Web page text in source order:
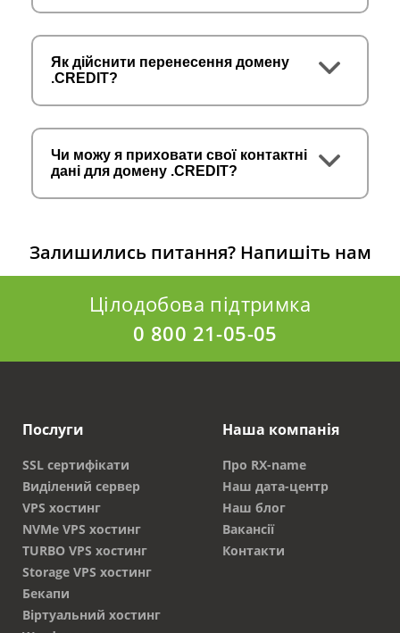
Як дійснити перенесення домену
.CREDIT?
Чи можу я приховати свої контактні
дані для домену .CREDIT?
Залишились питання? Напишіть нам
Цілодобова підтримка
0 800 21-05-05
Послуги
SSL сертифікати
Виділений сервер
VPS хостинг
NVMe VPS хостинг
TURBO VPS хостинг
Storage VPS хостинг
Бекапи
Віртуальний хостинг
Наша компанія
Про RX-name
Наш дата-центр
Наш блог
Вакансії
Контакти